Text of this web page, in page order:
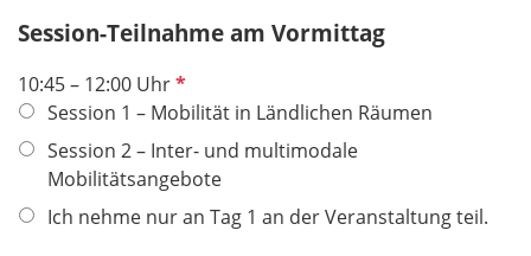
t
l
Session-Teilnahme am Vormittag
10:45 – 12:00 UhrP
f
l
i
h
Session 1 – Mobilität in Ländlichen Räumen
Session 2 – Inter- und multimodale
Mobilitätsangebote
Ich nehme nur an Tag 1 an der Veranstaltung teil.